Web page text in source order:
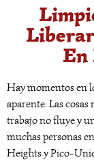
En
Hay momentos en
aparente. Las
trabajo no fluye y
muchas personas
Heights y Pico-